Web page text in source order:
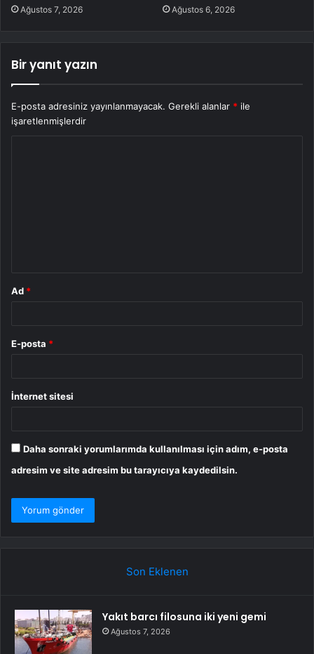
Ağustos 7, 2026 Ağustos 6, 2026
Bir yanıt yazın
E-posta adresiniz yayınlanmayacak. Gerekli alanlar * ile
işaretlenmişlerdir
Ad *
E-posta *
İnternet sitesi
Daha sonraki yorumlarımda kullanılması için adım, e-posta
adresim ve site adresim bu tarayıcıya kaydedilsin.
Son Eklenen
Yakıt barcı filosuna iki yeni gemi
Ağustos 7, 2026